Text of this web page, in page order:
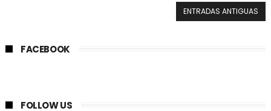
ENTRADAS ANTIGUAS
FACEBOOK
FOLLOW US